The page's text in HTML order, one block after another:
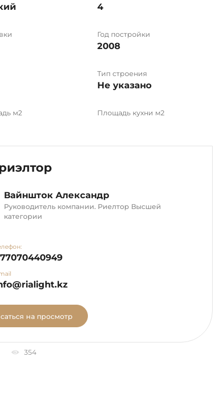
4
Год постройки
2008
Тип строения
Не указано
м2 Площадь кухни м2
Вайншток Александр
Руководитель компании. Риелтор Высшей
категории
на просмотр
354